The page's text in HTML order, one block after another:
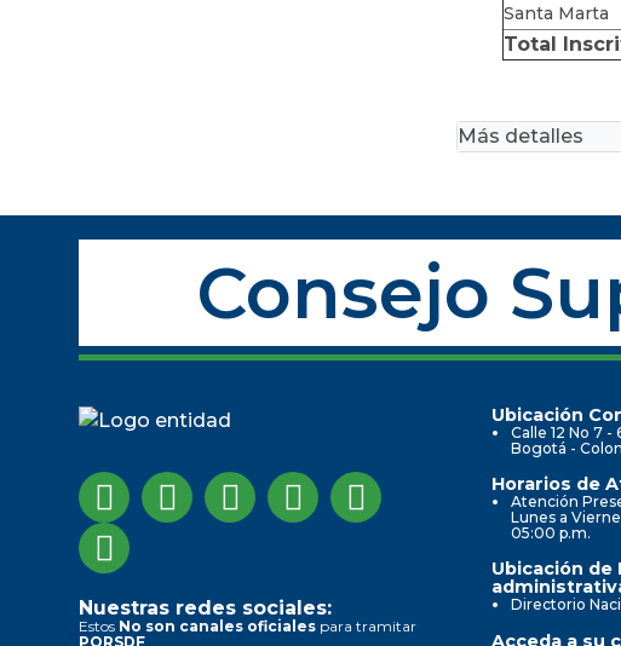
Santa Marta
Total
Más detalles
Consejo
Nuestras redes sociales:
Estos No son canales oficiales para tramitar
PQRSDF
Ubicación
Calle 12 No 7
Bogotá -
Horarios de
Atención
Lunes a
05:00 p.m.
Ubicación de
Directorio
Acceda a su